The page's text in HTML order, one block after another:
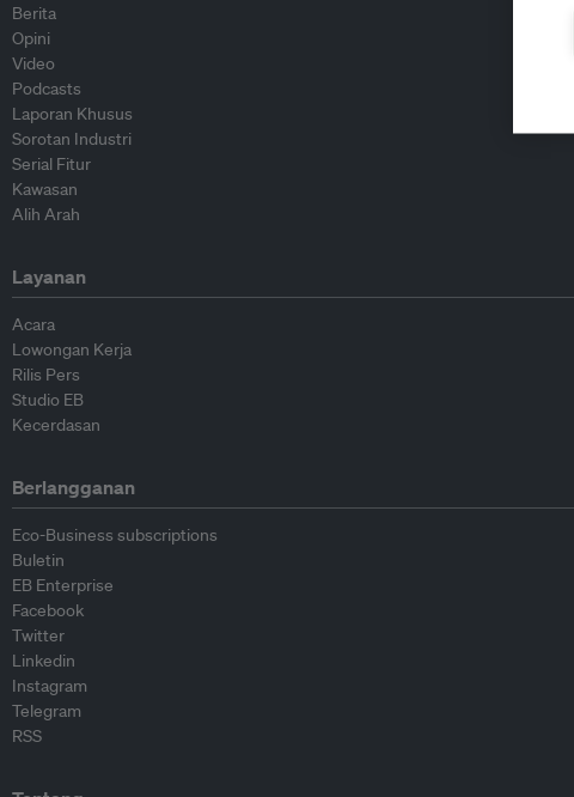
Berita
Opini
Video
Podcasts
Laporan Khusus
Sorotan Industri
Serial Fitur
Kawasan
Alih Arah
Layanan
Acara
Lowongan Kerja
Rilis Pers
Studio EB
Kecerdasan
Berlangganan
Eco-Business subscriptions
Buletin
EB Enterprise
Facebook
Twitter
Linkedin
Instagram
Telegram
RSS